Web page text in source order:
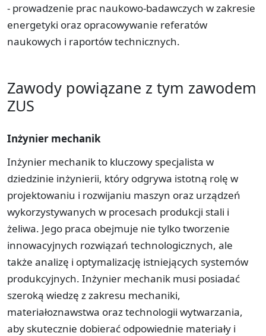
- prowadzenie prac naukowo-badawczych w zakresie
energetyki oraz opracowywanie referatów
naukowych i raportów technicznych.
Zawody powiązane z tym zawodem
ZUS
Inżynier mechanik
Inżynier mechanik to kluczowy specjalista w
dziedzinie inżynierii, który odgrywa istotną rolę w
projektowaniu i rozwijaniu maszyn oraz urządzeń
wykorzystywanych w procesach produkcji stali i
żeliwa. Jego praca obejmuje nie tylko tworzenie
innowacyjnych rozwiązań technologicznych, ale
także analizę i optymalizację istniejących systemów
produkcyjnych. Inżynier mechanik musi posiadać
szeroką wiedzę z zakresu mechaniki,
materiałoznawstwa oraz technologii wytwarzania,
aby skutecznie dobierać odpowiednie materiały i